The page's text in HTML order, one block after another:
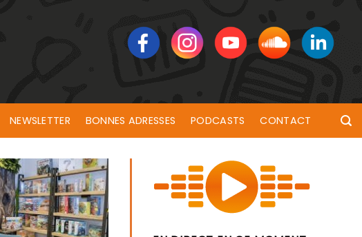
NEWSLETTER BONNES ADRESSES PODCASTS CONTACT